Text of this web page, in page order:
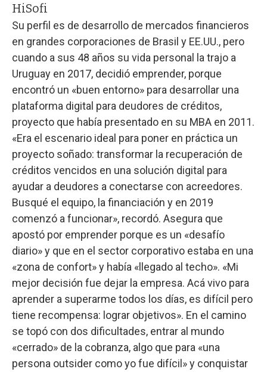
HiSofi
Su perfil es de desarrollo de mercados financieros
en grandes corporaciones de Brasil y EE.UU., pero
cuando a sus 48 años su vida personal la trajo a
Uruguay en 2017, decidió emprender, porque
encontró un «buen entorno» para desarrollar una
plataforma digital para deudores de créditos,
proyecto que había presentado en su MBA en 2011.
«Era el escenario ideal para poner en práctica un
proyecto soñado: transformar la recuperación de
créditos vencidos en una solución digital para
ayudar a deudores a conectarse con acreedores.
Busqué el equipo, la financiación y en 2019
comenzó a funcionar», recordó. Asegura que
apostó por emprender porque es un «desafío
diario» y que en el sector corporativo estaba en una
«zona de confort» y había «llegado al techo». «Mi
mejor decisión fue dejar la empresa. Acá vivo para
aprender a superarme todos los días, es difícil pero
tiene recompensa: lograr objetivos». En el camino
se topó con dos dificultades, entrar al mundo
«cerrado» de la cobranza, algo que para «una
persona outsider como yo fue difícil» y conquistar